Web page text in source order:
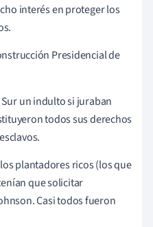
interés en proteger los
Presidencial de
un indulto si juraban
todos sus derechos
plantadores ricos (los que
que solicitar
Casi todos fueron